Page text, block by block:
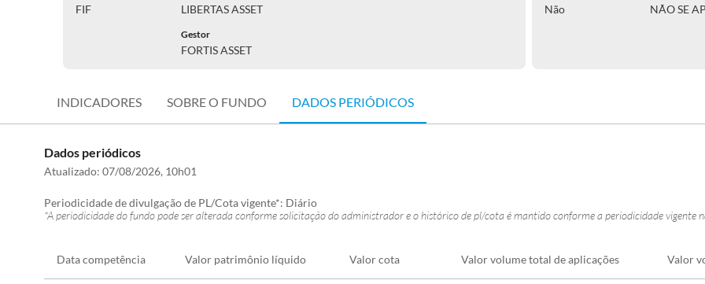
FIF LIBERTAS ASSET
Gestor
FORTIS ASSET
Não NÃO SE
INDICADORES SOBRE O FUNDO DADOS PERIÓDICOS
Dados periódicos
Atualizado: 07/08/2026, 10h01
Periodicidade de divulgação de PL/Cota vigente*: Diário
*A periodicidade do fundo pode ser alterada conforme solicitação do administrador e o histórico de pl/cota é mantido conforme a periodicidade vigente
Data competência Valor patrimônio líquido Valor cota Valor volume total de aplicações Valor